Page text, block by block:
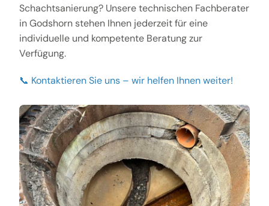
Schachtsanierung? Unsere technischen Fachberater
in Godshorn stehen Ihnen jederzeit für eine
individuelle und kompetente Beratung zur
Verfügung.
📞 Kontaktieren Sie uns – wir helfen Ihnen weiter!